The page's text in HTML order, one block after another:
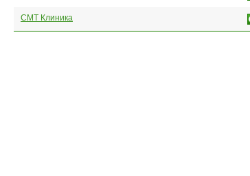
СМТ Клиника